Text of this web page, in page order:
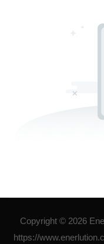
Copyright © 2026
https://